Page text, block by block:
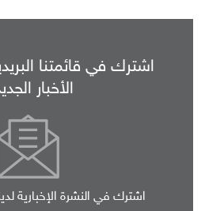
اشترك في قائمتنا
الأخبار
اشترك في النشرة الإخبارية